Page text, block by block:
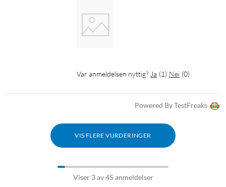
Var anmeldelsen nyttig? Ja (1) Nei (0)
Powered By TestFreaks
VIS FLERE VURDERINGER
Viser 3 av 45 anmeldelser